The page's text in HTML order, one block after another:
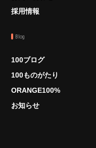
採用情報
Blog
100ブログ
100ものがたり
ORANGE100%
お知らせ